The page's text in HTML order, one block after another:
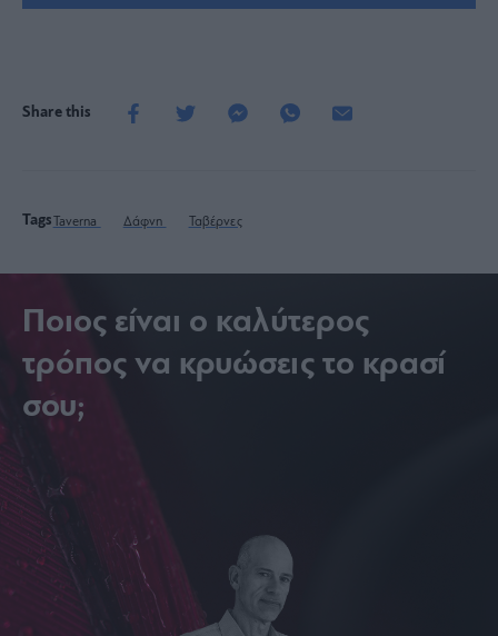
Share this
Tags Taverna Δάφνη Ταβέρνες
Ποιος είναι ο καλύτερος
τρόπος να κρυώσεις το κρασί
σου;